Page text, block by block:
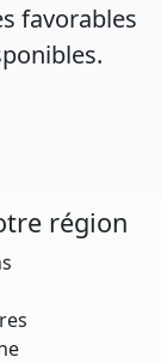
favorables
région